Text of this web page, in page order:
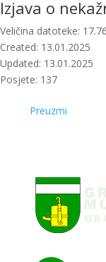
Izjava o
Veličina datoteke:
Created: 13.01.2025
Updated: 13.01.2025
Posjete: 137
Preuzmi